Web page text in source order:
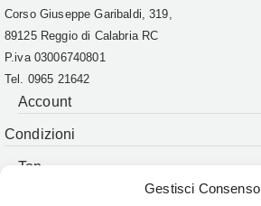
Gestisci Consenso
Corso Giuseppe Garibaldi, 319,
89125 Reggio di Calabria RC
P.iva 03006740801
Tel. 0965 21642
Account
Condizioni
Top